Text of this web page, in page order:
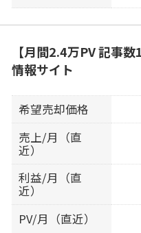
【月間2.4万PV 記事
情報サイト
希望売却価格
売上/月（直
近）
利益/月（直
近）
PV/月（直近）